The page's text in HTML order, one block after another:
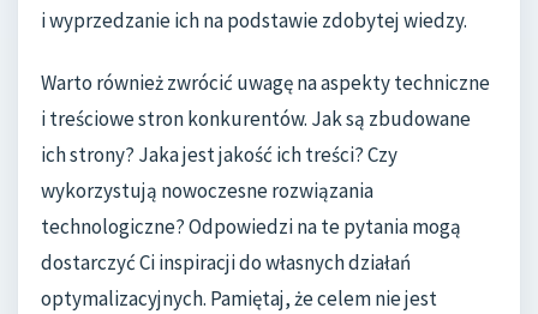
i wyprzedzanie ich na podstawie zdobytej wiedzy.
Warto również zwrócić uwagę na aspekty techniczne
i treściowe stron konkurentów. Jak są zbudowane
ich strony? Jaka jest jakość ich treści? Czy
wykorzystują nowoczesne rozwiązania
technologiczne? Odpowiedzi na te pytania mogą
dostarczyć Ci inspiracji do własnych działań
optymalizacyjnych. Pamiętaj, że celem nie jest